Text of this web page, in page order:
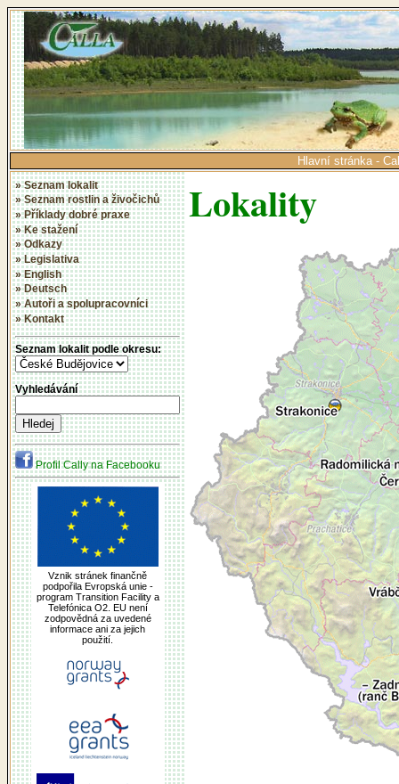
Hlavní stránka -
» Seznam lokalit
» Seznam rostlin a živočichů
» Příklady dobré praxe
» Ke stažení
» Odkazy
» Legislativa
» English
» Deutsch
» Autoři a spolupracovníci
» Kontakt
Seznam lokalit podle okresu:
Vyhledávání
Profil Cally na Facebooku
Vznik stránek finančně
podpořila Evropská unie -
program Transition Facility a
Telefónica O2. EU není
zodpovědná za uvedené
informace ani za jejich
použití.
Lokality